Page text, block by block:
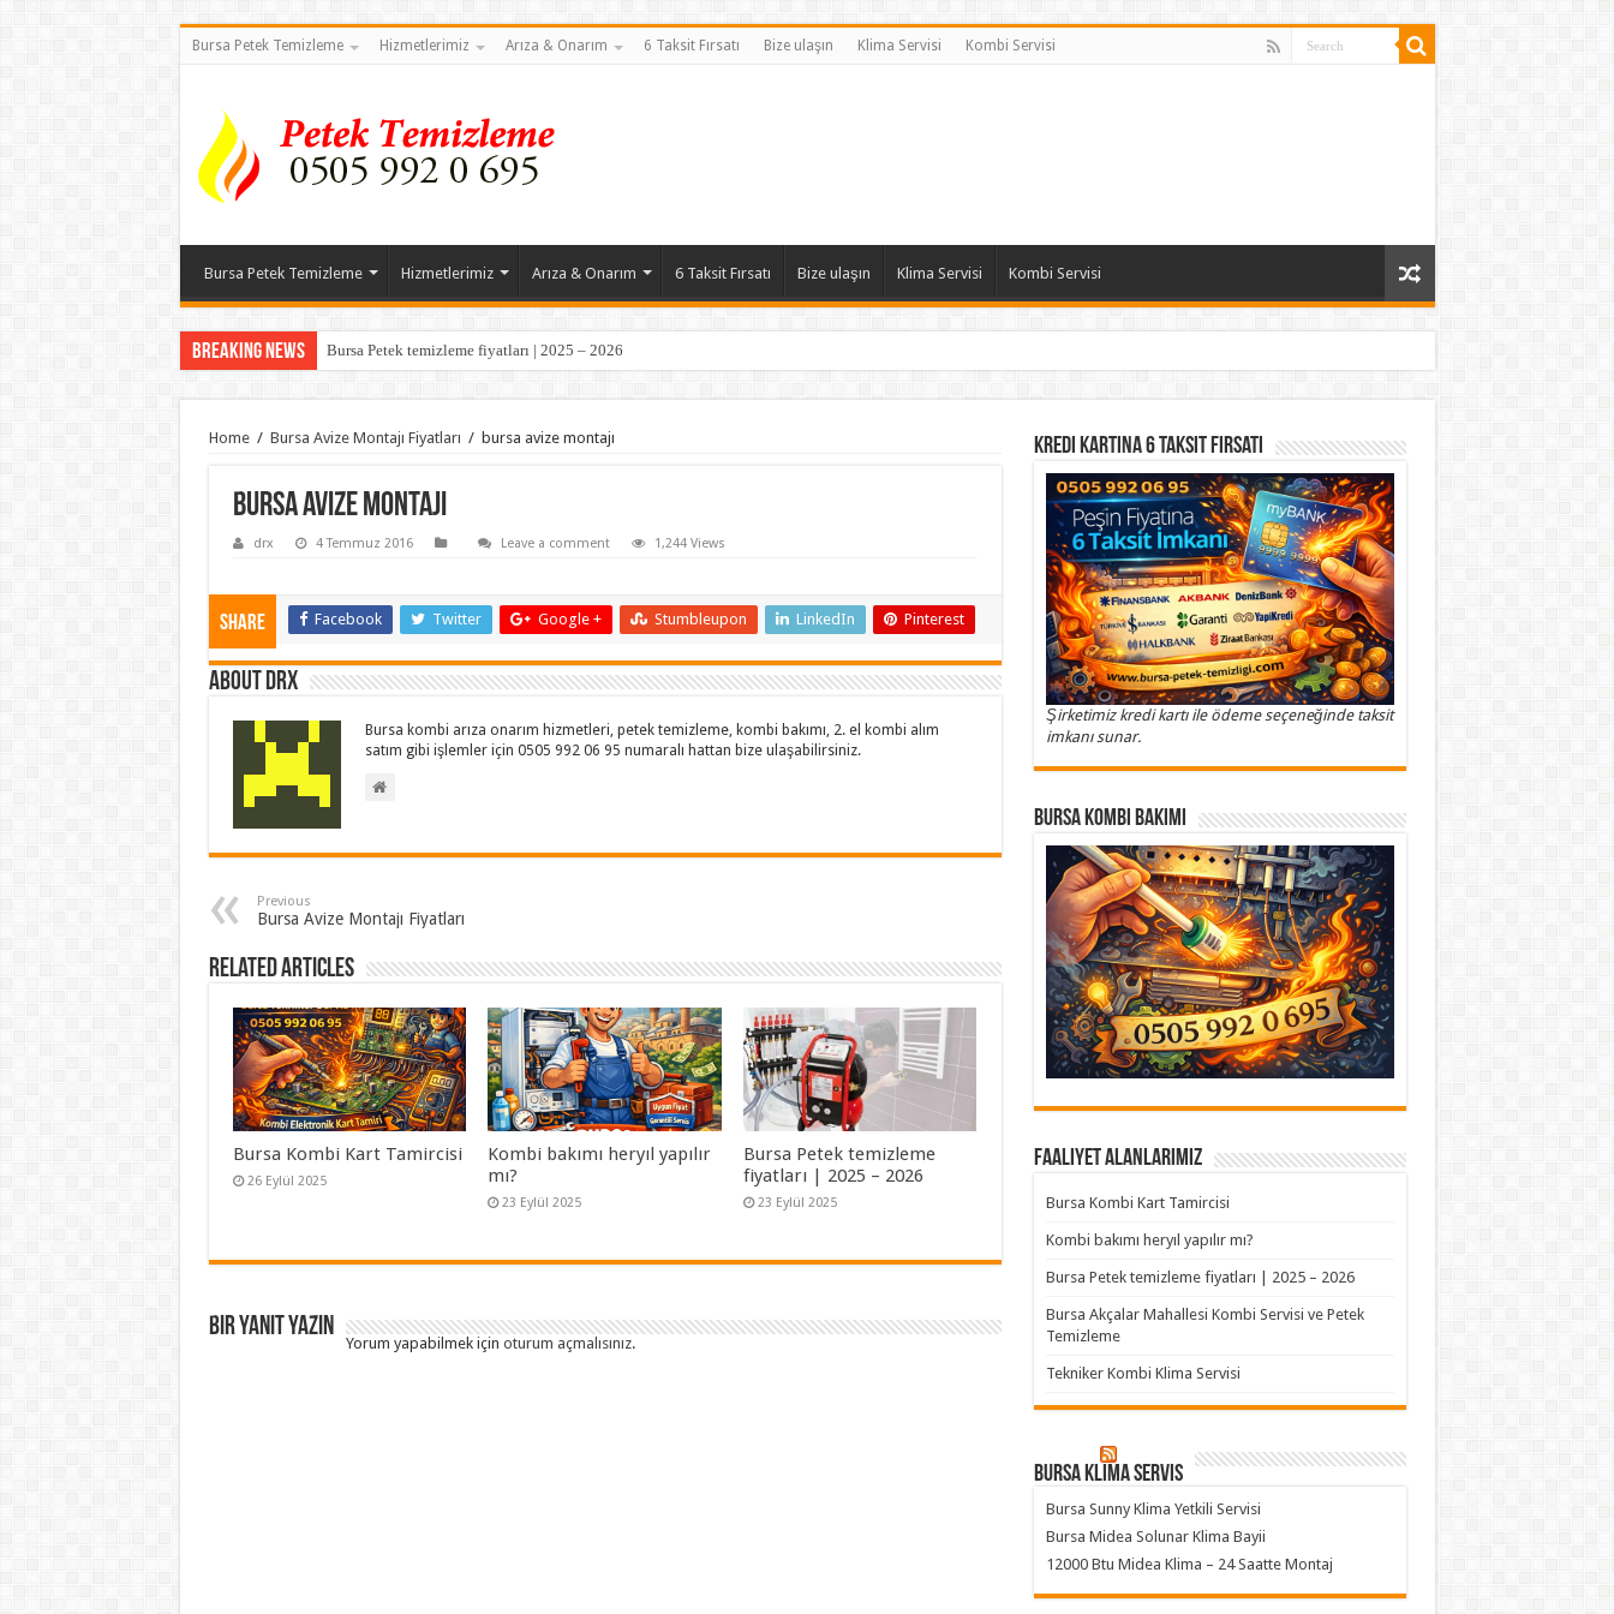
Bursa Petek Temizleme Hizmetlerimiz Arıza & Onarım 6 Taksit Fırsatı Bize ulaşın Klima Servisi Kombi Servisi
Bursa Petek Temizleme Hizmetlerimiz Arıza & Onarım 6 Taksit Fırsatı Bize ulaşın Klima Servisi Kombi Servisi
Breaking News Bursa Petek temizleme fiyatları | 2025 – 2026
Home / Bursa Avize Montajı Fiyatları / bursa avize montajı
bursa avize montajı
drx 4 Temmuz 2016 Leave a comment 1,244 Views
Share Facebook Twitter Google + Stumbleupon LinkedIn Pinterest
About drx
Bursa kombi arıza onarım hizmetleri, petek temizleme, kombi bakımı, 2. el kombi alım
satım gibi işlemler için 0505 992 06 95 numaralı hattan bize ulaşabilirsiniz.
Previous
Bursa Avize Montajı Fiyatları
Related Articles
Bursa Kombi Kart Tamircisi
26 Eylül 2025
Kombi bakımı heryıl yapılır
mı?
23 Eylül 2025
Bursa Petek temizleme
fiyatları | 2025 – 2026
23 Eylül 2025
Bir yanıt yazın
Yorum yapabilmek için oturum açmalısınız.
Kredi Kartına 6 Taksit Fırsatı
Şirketimiz kredi kartı ile ödeme seçeneğinde taksit
imkanı sunar.
Bursa Kombi Bakımı
Faaliyet Alanlarımız
Bursa Kombi Kart Tamircisi
Kombi bakımı heryıl yapılır mı?
Bursa Petek temizleme fiyatları | 2025 – 2026
Bursa Akçalar Mahallesi Kombi Servisi ve Petek
Temizleme
Tekniker Kombi Klima Servisi
Bursa klima servis
Bursa Sunny Klima Yetkili Servisi
Bursa Midea Solunar Klima Bayii
12000 Btu Midea Klima – 24 Saatte Montaj